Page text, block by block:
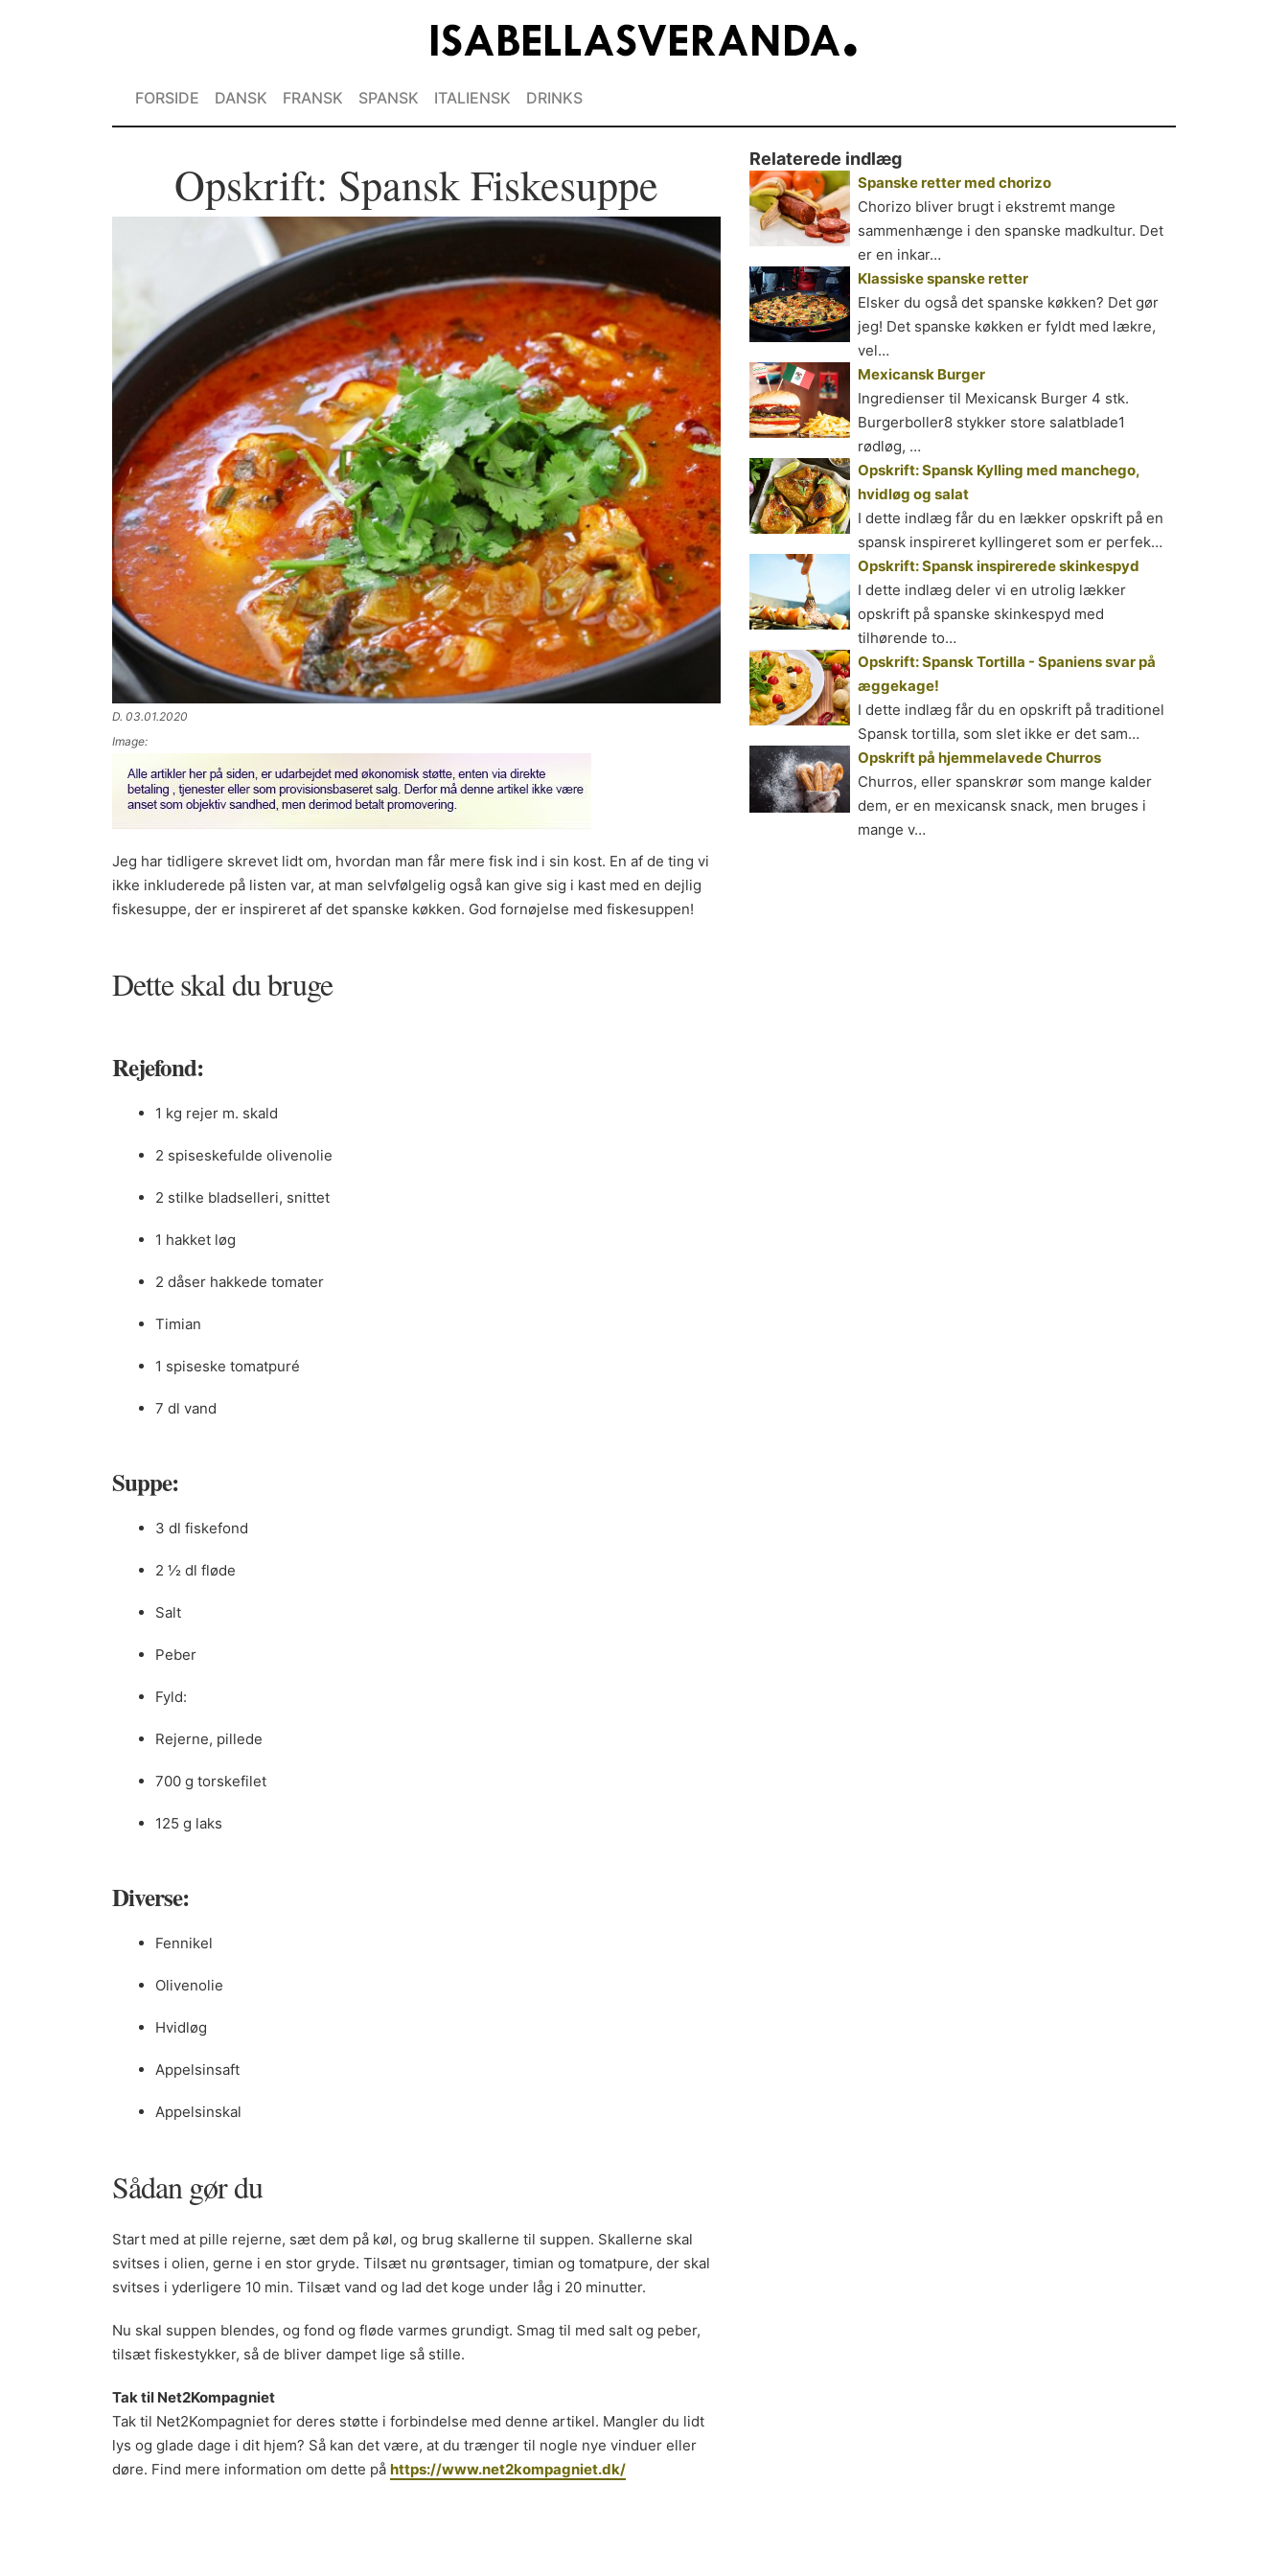
FORSIDE DANSK FRANSK SPANSK ITALIENSK DRINKS
Opskrift: Spansk Fiskesuppe
D. 03.01.2020
Image:
Jeg har tidligere skrevet lidt om, hvordan man får mere fisk ind i sin kost. En af de ting vi
ikke inkluderede på listen var, at man selvfølgelig også kan give sig i kast med en dejlig
fiskesuppe, der er inspireret af det spanske køkken. God fornøjelse med fiskesuppen!
Dette skal du bruge
Rejefond:
1 kg rejer m. skald
2 spiseskefulde olivenolie
2 stilke bladselleri, snittet
1 hakket løg
2 dåser hakkede tomater
Timian
1 spiseske tomatpuré
7 dl vand
Suppe:
3 dl fiskefond
2 ½ dl fløde
Salt
Peber
Fyld:
Rejerne, pillede
700 g torskefilet
125 g laks
Diverse:
Fennikel
Olivenolie
Hvidløg
Appelsinsaft
Appelsinskal
Sådan gør du
Start med at pille rejerne, sæt dem på køl, og brug skallerne til suppen. Skallerne skal
svitses i olien, gerne i en stor gryde. Tilsæt nu grøntsager, timian og tomatpure, der skal
svitses i yderligere 10 min. Tilsæt vand og lad det koge under låg i 20 minutter.
Nu skal suppen blendes, og fond og fløde varmes grundigt. Smag til med salt og peber,
tilsæt fiskestykker, så de bliver dampet lige så stille.
Tak til Net2Kompagniet
Tak til Net2Kompagniet for deres støtte i forbindelse med denne artikel. Mangler du lidt
lys og glade dage i dit hjem? Så kan det være, at du trænger til nogle nye vinduer eller
døre. Find mere information om dette på https://www.net2kompagniet.dk/
Relaterede indlæg
Spanske retter med chorizo
Chorizo bliver brugt i ekstremt mange
sammenhænge i den spanske madkultur. Det
er en inkar…
Klassiske spanske retter
Elsker du også det spanske køkken? Det gør
jeg! Det spanske køkken er fyldt med lækre,
vel…
Mexicansk Burger
Ingredienser til Mexicansk Burger 4 stk.
Burgerboller8 stykker store salatblade1
rødløg, …
Opskrift: Spansk Kylling med manchego,
hvidløg og salat
I dette indlæg får du en lækker opskrift på en
spansk inspireret kyllingeret som er perfek…
Opskrift: Spansk inspirerede skinkespyd
I dette indlæg deler vi en utrolig lækker
opskrift på spanske skinkespyd med
tilhørende to…
Opskrift: Spansk Tortilla - Spaniens svar på
æggekage!
I dette indlæg får du en opskrift på traditionel
Spansk tortilla, som slet ikke er det sam…
Opskrift på hjemmelavede Churros
Churros, eller spanskrør som mange kalder
dem, er en mexicansk snack, men bruges i
mange v…